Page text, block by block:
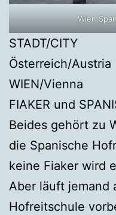
Wien
STADT/CITY
Österreich/Austria
WIEN/Vienna
FIAKER und
Beides gehört zu
die Spanische
keine Fiaker wird
Aber läuft jemand
Hofreitschule